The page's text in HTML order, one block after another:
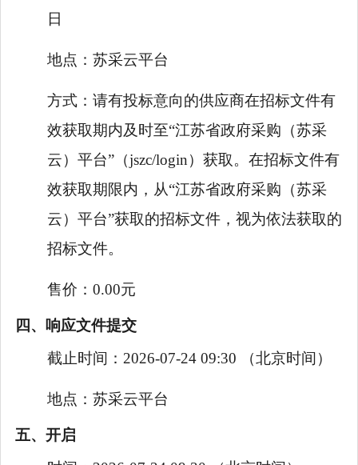
日
地点： 苏采云平台
方式： 请有投标意向的供应商在招标文件有
效获取期内及时至“江苏省政府采购（苏采
云）平台”（jszc/login）获取。在招标文件有
效获取期限内，从“江苏省政府采购（苏采
云）平台”获取的招标文件，视为依法获取的
招标文件。
售价： 0.00元
四、响应文件提交
截止时间： 2026-07-24 09:30 （北京时间）
地点： 苏采云平台
五、开启